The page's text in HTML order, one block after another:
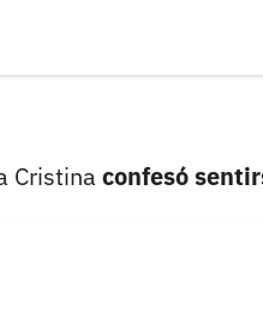
Cristina confesó